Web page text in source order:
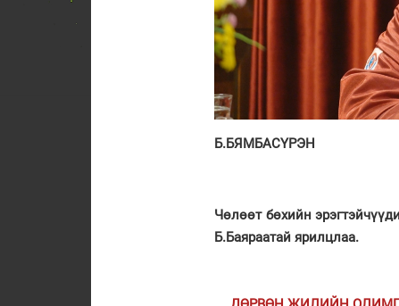
Б.БЯМБАСҮРЭН
Чөлөөт бөхийн
Б.Баяраатай ярилцлаа.